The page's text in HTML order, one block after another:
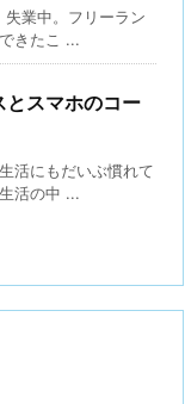
失業中。フリーラン
きたこ ...
とスマホのコー
活にもだいぶ慣れて
活の中 ...